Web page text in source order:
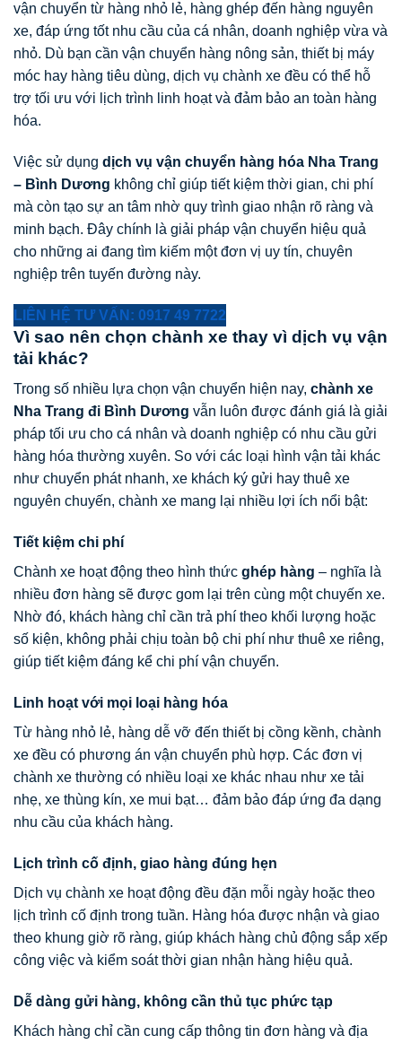
vận chuyển từ hàng nhỏ lẻ, hàng ghép đến hàng nguyên
xe, đáp ứng tốt nhu cầu của cá nhân, doanh nghiệp vừa và
nhỏ. Dù bạn cần vận chuyển hàng nông sản, thiết bị máy
móc hay hàng tiêu dùng, dịch vụ chành xe đều có thể hỗ
trợ tối ưu với lịch trình linh hoạt và đảm bảo an toàn hàng
hóa.
Việc sử dụng dịch vụ vận chuyển hàng hóa Nha Trang
– Bình Dương không chỉ giúp tiết kiệm thời gian, chi phí
mà còn tạo sự an tâm nhờ quy trình giao nhận rõ ràng và
minh bạch. Đây chính là giải pháp vận chuyển hiệu quả
cho những ai đang tìm kiếm một đơn vị uy tín, chuyên
nghiệp trên tuyến đường này.
LIÊN HỆ TƯ VẤN: 0917 49 7722
Vì sao nên chọn chành xe thay vì dịch vụ vận
tải khác?
Trong số nhiều lựa chọn vận chuyển hiện nay, chành xe
Nha Trang đi Bình Dương vẫn luôn được đánh giá là giải
pháp tối ưu cho cá nhân và doanh nghiệp có nhu cầu gửi
hàng hóa thường xuyên. So với các loại hình vận tải khác
như chuyển phát nhanh, xe khách ký gửi hay thuê xe
nguyên chuyến, chành xe mang lại nhiều lợi ích nổi bật:
Tiết kiệm chi phí
Chành xe hoạt động theo hình thức ghép hàng – nghĩa là
nhiều đơn hàng sẽ được gom lại trên cùng một chuyến xe.
Nhờ đó, khách hàng chỉ cần trả phí theo khối lượng hoặc
số kiện, không phải chịu toàn bộ chi phí như thuê xe riêng,
giúp tiết kiệm đáng kể chi phí vận chuyển.
Linh hoạt với mọi loại hàng hóa
Từ hàng nhỏ lẻ, hàng dễ vỡ đến thiết bị cồng kềnh, chành
xe đều có phương án vận chuyển phù hợp. Các đơn vị
chành xe thường có nhiều loại xe khác nhau như xe tải
nhẹ, xe thùng kín, xe mui bạt… đảm bảo đáp ứng đa dạng
nhu cầu của khách hàng.
Lịch trình cố định, giao hàng đúng hẹn
Dịch vụ chành xe hoạt động đều đặn mỗi ngày hoặc theo
lịch trình cố định trong tuần. Hàng hóa được nhận và giao
theo khung giờ rõ ràng, giúp khách hàng chủ động sắp xếp
công việc và kiểm soát thời gian nhận hàng hiệu quả.
Dễ dàng gửi hàng, không cần thủ tục phức tạp
Khách hàng chỉ cần cung cấp thông tin đơn hàng và địa